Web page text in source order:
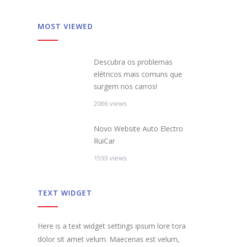
MOST VIEWED
Descubra os problemas
elétricos mais comuns que
surgem nos carros!
2066 views
Novo Website Auto Electro
RuiCar
1593 views
TEXT WIDGET
Here is a text widget settings ipsum lore tora
dolor sit amet velum. Maecenas est velum,